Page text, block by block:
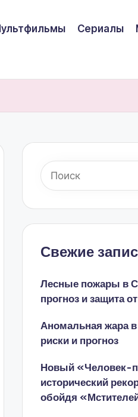
Сериалы
Свежие
Лесные пожары в
прогноз и защита
Аномальная жара
риски и прогноз
Новый «Человек-
исторический
обойдя